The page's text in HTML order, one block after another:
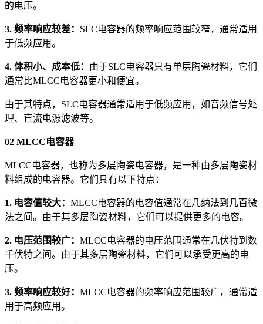
的电压。
3. 频率响应较差： SLC电容器的频率响应范围较窄，通常适用
于低频应用。
4. 体积小、成本低： 由于SLC电容器只有单层陶瓷材料，它们
通常比MLCC电容器更小和便宜。
由于其特点，SLC电容器通常适用于低频应用，如音频信号处
理、直流电源滤波等。
02 MLCC电容器
MLCC电容器，也称为多层陶瓷电容器，是一种由多层陶瓷材
料组成的电容器。它们具有以下特点：
1. 电容值较大： MLCC电容器的电容值通常在几纳法到几百微
法之间。由于其多层陶瓷材料，它们可以提供更多的电容。
2. 电压范围较广： MLCC电容器的电压范围通常在几伏特到数
千伏特之间。由于其多层陶瓷材料，它们可以承受更高的电
压。
3. 频率响应较好： MLCC电容器的频率响应范围较广，通常适
用于高频应用。